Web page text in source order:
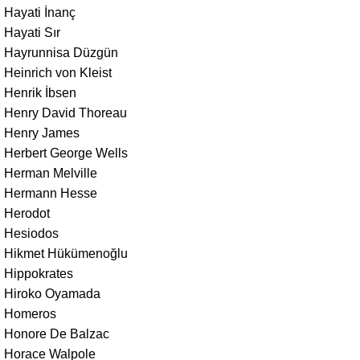
Hayati İnanç
Hayati Sır
Hayrunnisa Düzgün
Heinrich von Kleist
Henrik İbsen
Henry David Thoreau
Henry James
Herbert George Wells
Herman Melville
Hermann Hesse
Herodot
Hesiodos
Hikmet Hükümenoğlu
Hippokrates
Hiroko Oyamada
Homeros
Honore De Balzac
Horace Walpole